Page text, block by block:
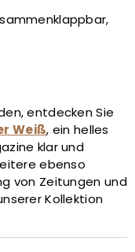
entdecken Sie
Weiß, ein helles
klar und
ebenso
von Zeitungen und
Kollektion